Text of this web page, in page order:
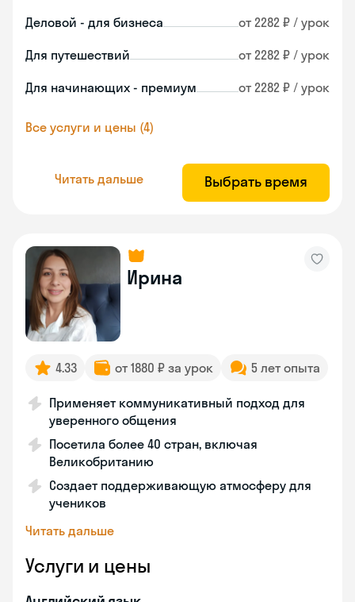
Деловой - для бизнеса от 2282 ₽ / урок
Для путешествий от 2282 ₽ / урок
Для начинающих - премиум от 2282 ₽ / урок
Все услуги и цены (4)
Читать дальше Выбрать время
Ирина
4.33 от 1880 ₽ за урок 5 лет опыта
Применяет коммуникативный подход для
уверенного общения
Посетила более 40 стран, включая
Великобританию
Создает поддерживающую атмосферу для
учеников
Читать дальше
Услуги и цены